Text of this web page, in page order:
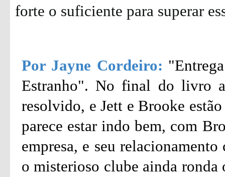
forte o suficiente para superar
Por Jayne Cordeiro:
Estranho". No final do livro
resolvido, e Jett e Brooke
parece estar indo bem, com
empresa, e seu
o misterioso clube ainda